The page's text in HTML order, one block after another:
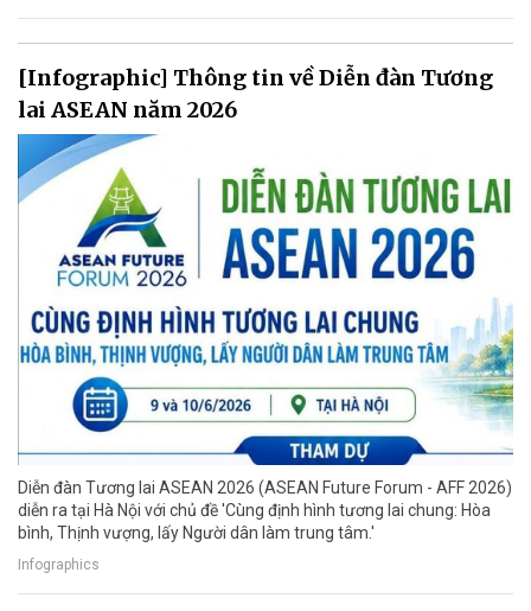
[Infographic] Thông tin về Diễn đàn Tương
lai ASEAN năm 2026
Diễn đàn Tương lai ASEAN 2026 (ASEAN Future Forum - AFF 2026)
diễn ra tại Hà Nội với chủ đề 'Cùng định hình tương lai chung: Hòa
bình, Thịnh vượng, lấy Người dân làm trung tâm.'
Infographics